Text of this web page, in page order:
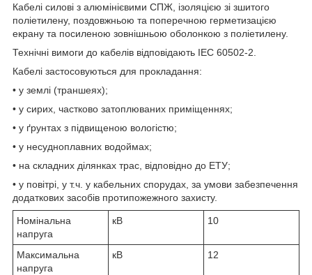
Кабелі силові з алюмінієвими СПЖ, ізоляцією зі зшитого
поліетилену, поздовжньою та поперечною герметизацією
екрану та посиленою зовнішньою оболонкою з поліетилену.
Технічні вимоги до кабелів відповідають IEC 60502-2.
Кабелі застосовуються для прокладання:
• у землі (траншеях);
• у сирих, частково затоплюваних приміщеннях;
• у ґрунтах з підвищеною вологістю;
• у несудноплавних водоймах;
• на складних ділянках трас, відповідно до ЕТУ;
• у повітрі, у т.ч. у кабельних спорудах, за умови забезпечення
додаткових засобів протипожежного захисту.
Номінальна
напруга
кВ 10
Максимальна
напруга
кВ 12